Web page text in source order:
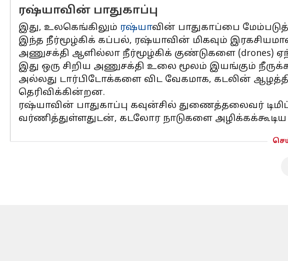
ரஷ்யாவின் பாதுகாப்பு
இது, உலகெங்கிலும் ரஷ்யாவின் பாதுகாப்பை
இந்த நீர்மூழ்கிக் கப்பல், ரஷ்யாவின் மிகவும்
அணுசக்தி ஆளில்லா நீர்மூழ்கிக் குண்டுகளை (drones)
இது ஒரு சிறிய அணுசக்தி உலை மூலம் இயங்கும்
அல்லது டார்பிடோக்களை விட வேகமாக, கடலின்
தெரிவிக்கின்றன.
ரஷ்யாவின் பாதுகாப்பு கவுன்சில் துணைத்தலைவர்
வர்ணித்துள்ளதுடன், கடலோர நாடுகளை அழிக்கக்கூடிய